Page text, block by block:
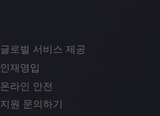
글로벌 서비스 제공
인재영입
온라인 안전
지원 문의하기